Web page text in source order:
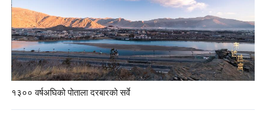
१३०० वर्षअघिको पोताला दरबारको सर्वे